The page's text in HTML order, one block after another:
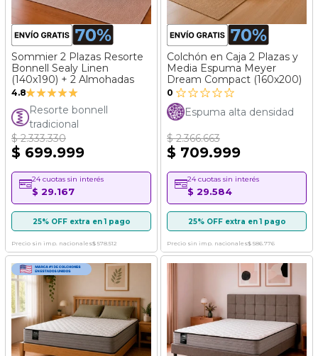
Sommier 2 Plazas Resorte
Bonnell Sealy Linen
(140x190) + 2 Almohadas
4.8Valoración:
95%
Resorte bonnell
tradicional
$ 2.333.330
$ 699.999
24 cuotas sin interés
$ 29.167
25% OFF extra en 1 pago
Precio sin imp. nacionales$ 578.512
Colchón en Caja 2 Plazas y
Media Espuma Meyer
Dream Compact (160x200)
0
Espuma alta densidad
$ 2.366.663
$ 709.999
24 cuotas sin interés
$ 29.584
25% OFF extra en 1 pago
Precio sin imp. nacionales$ 586.776